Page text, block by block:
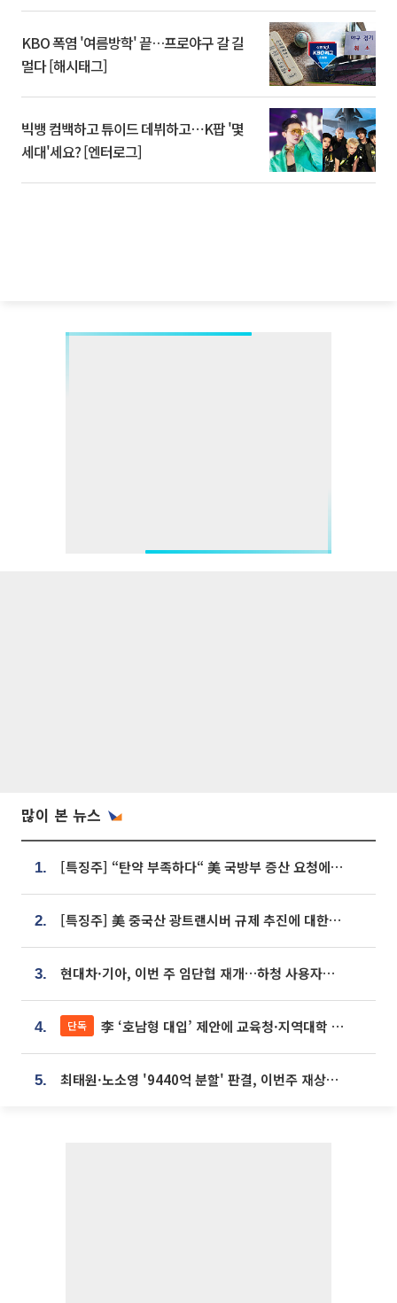
KBO 폭염 '여름방학' 끝…프로야구 갈 길
멀다 [해시태그]
빅뱅 컴백하고 튜이드 데뷔하고⋯K팝 '몇
세대'세요? [엔터로그]
많이 본 뉴스
1. [특징주] “탄약 부족하다“ 美 국방부 증산 요청에⋯국내 방산주 급등세
2. [특징주] 美 중국산 광트랜시버 규제 추진에 대한광통신 등 광통신株 강세
3. 현대차·기아, 이번 주 임단협 재개…하청 사용자성 재심도 ‘변수’
4. 단독 李 ‘호남형 대입’ 제안에 교육청·지역대학 서·논술형 입시 연계 '착수'
5. 최태원·노소영 '9440억 분할' 판결, 이번주 재상고 여부 주목